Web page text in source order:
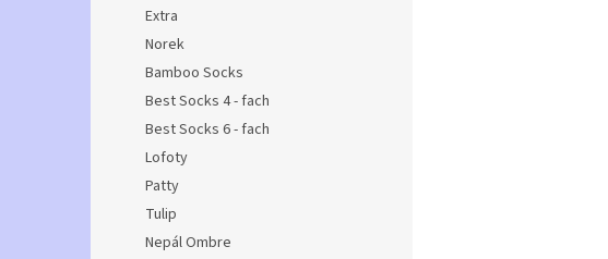
Extra
Norek
Bamboo Socks
Best Socks 4 - fach
Best Socks 6 - fach
Lofoty
Patty
Tulip
Nepál Ombre